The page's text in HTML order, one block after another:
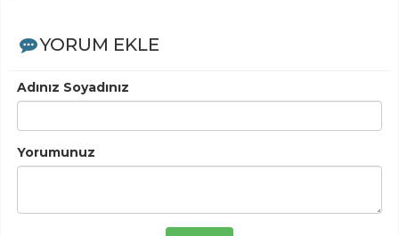
YORUM EKLE
Adınız Soyadınız
Yorumunuz